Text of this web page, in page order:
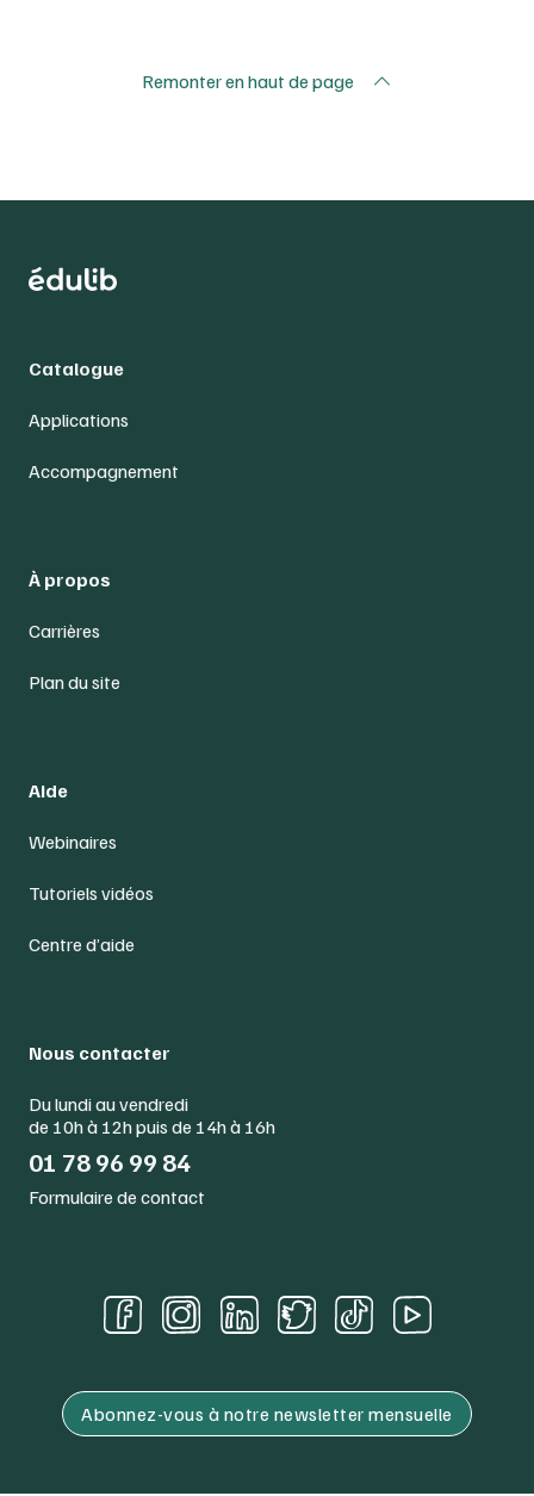
Remonter en haut de page
Catalogue
Applications
Accompagnement
À propos
Carrières
Plan du site
Aide
Webinaires
Tutoriels vidéos
Centre d’aide
Nous contacter
Du lundi au vendredi
de 10h à 12h puis de 14h à 16h
01 78 96 99 84
Formulaire de contact
Abonnez-vous à notre newsletter mensuelle